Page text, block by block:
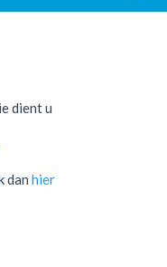
dient u
dan hier